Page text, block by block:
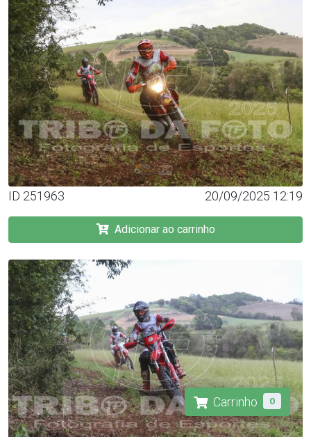
Carrinho 0
ID 251963 20/09/2025 12:19
Adicionar ao carrinho